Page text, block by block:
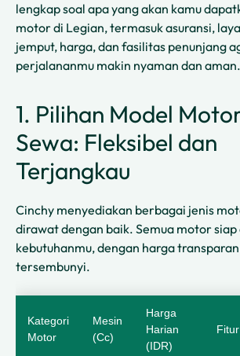
lengkap soal apa yang akan kamu
motor di Legian, termasuk asuransi,
jemput, harga, dan fasilitas penunjang
perjalananmu makin nyaman dan aman.
1. Pilihan Model
Sewa: Fleksibel dan
Terjangkau
Cinchy menyediakan berbagai jenis
dirawat dengan baik. Semua motor siap
kebutuhanmu, dengan harga
tersembunyi.
Kategori
Motor
Mesin
(cc)
Harga
Harian
(IDR)